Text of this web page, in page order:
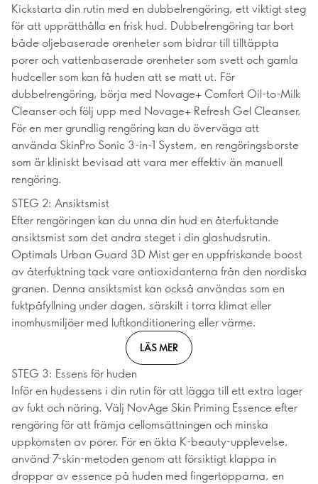
Kickstarta din rutin med en dubbelrengöring, ett viktigt steg
för att upprätthålla en frisk hud. Dubbelrengöring tar bort
både oljebaserade orenheter som bidrar till tilltäppta
porer och vattenbaserade orenheter som svett och gamla
hudceller som kan få huden att se matt ut. För
dubbelrengöring, börja med Novage+ Comfort Oil-to-Milk
Cleanser och följ upp med Novage+ Refresh Gel Cleanser.
För en mer grundlig rengöring kan du överväga att
använda SkinPro Sonic 3-in-1 System, en rengöringsborste
som är kliniskt bevisad att vara mer effektiv än manuell
rengöring.
STEG 2: Ansiktsmist
Efter rengöringen kan du unna din hud en återfuktande
ansiktsmist som det andra steget i din glashudsrutin.
Optimals Urban Guard 3D Mist ger en uppfriskande boost
av återfuktning tack vare antioxidanterna från den nordiska
granen. Denna ansiktsmist kan också användas som en
fuktpåfyllning under dagen, särskilt i torra klimat eller
inomhusmiljöer med luftkonditionering eller värme.
LÄS MER
STEG 3: Essens för huden
Inför en hudessens i din rutin för att lägga till ett extra lager
av fukt och näring. Välj NovAge Skin Priming Essence efter
rengöring för att främja cellomsättningen och minska
uppkomsten av porer. För en äkta K-beauty-upplevelse,
använd 7-skin-metoden genom att försiktigt klappa in
droppar av essence på huden med fingertopparna, en